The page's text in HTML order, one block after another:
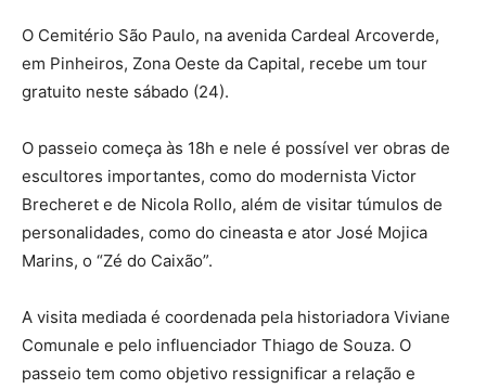
O Cemitério São Paulo, na avenida Cardeal Arcoverde,
em Pinheiros, Zona Oeste da Capital, recebe um tour
gratuito neste sábado (24).
O passeio começa às 18h e nele é possível ver obras de
escultores importantes, como do modernista Victor
Brecheret e de Nicola Rollo, além de visitar túmulos de
personalidades, como do cineasta e ator José Mojica
Marins, o “Zé do Caixão”.
A visita mediada é coordenada pela historiadora Viviane
Comunale e pelo influenciador Thiago de Souza. O
passeio tem como objetivo ressignificar a relação e